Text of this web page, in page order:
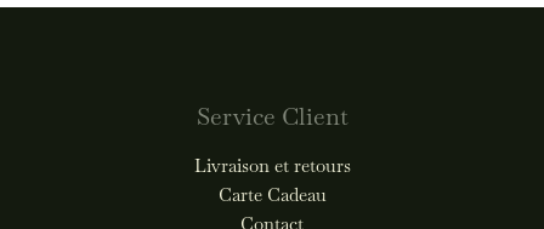
Service Client
Livraison et retours
Carte Cadeau
Contact